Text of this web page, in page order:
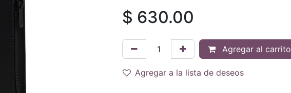
$ 630.00
Agregar al carrito
Agregar a la lista de deseos